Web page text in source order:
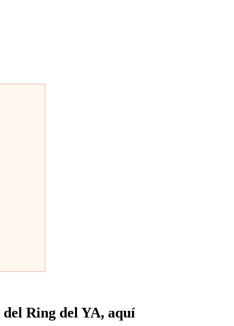
del Ring del YA, aquí